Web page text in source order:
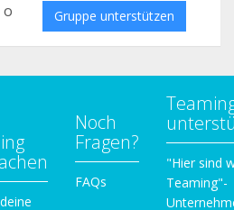
o Gruppe unterstützen
Noch
Fragen?
FAQs
"Hier sind
Teaming"-